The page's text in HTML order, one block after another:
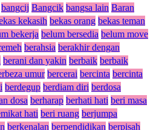
bangcij Bangcik bangsa lain Baran
kekasih bekas orang bekas teman
bekerja belum bersedia belum move
berahsia berakhir dengan
berani dan yakin berbaik berbaik
umur bercerai bercinta bercinta
berdegup berdiam diri berdosa
dosa berharap berhati hati beri masa
hati beri ruang berjumpa
berkenalan berpendidikan berpisah